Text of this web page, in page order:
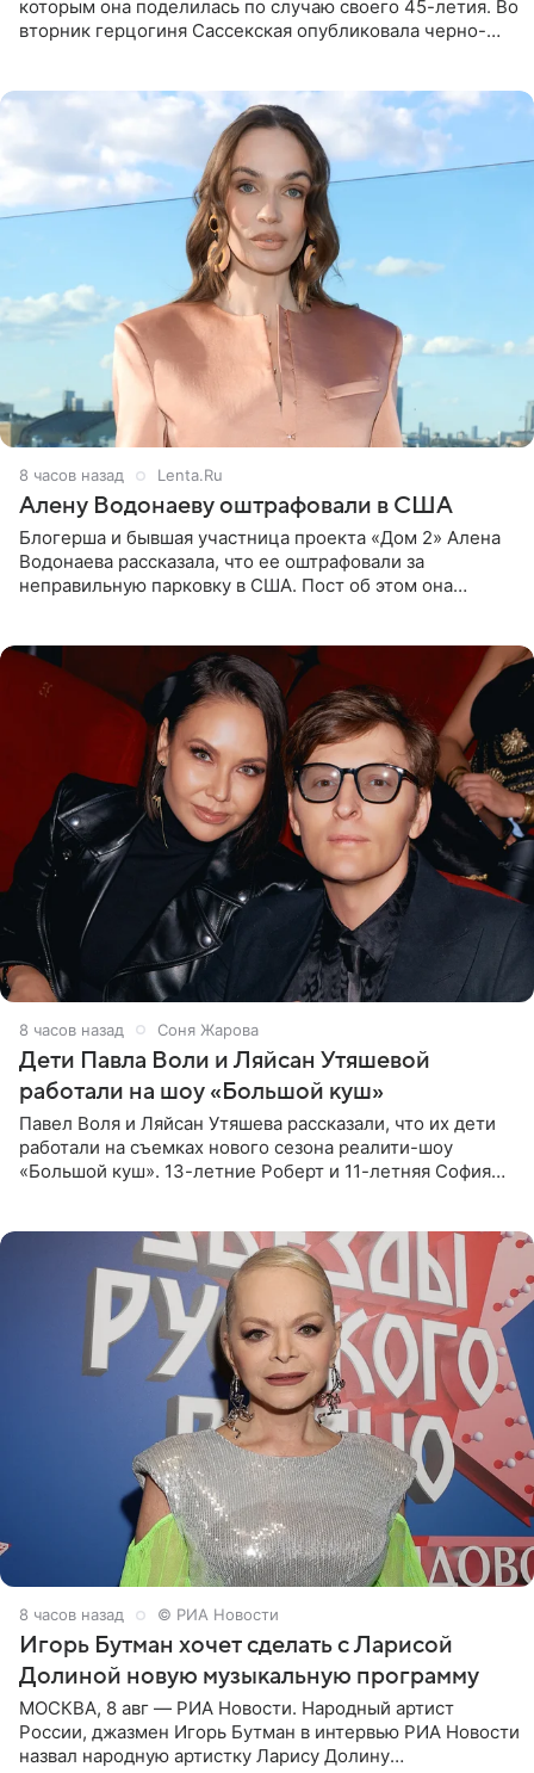
которым она поделилась по случаю своего 45-летия. Во
вторник герцогиня Сассекская опубликовала черно-
8 часов назад Lenta.Ru
Алену Водонаеву оштрафовали в США
Блогерша и бывшая участница проекта «Дом 2» Алена
Водонаева рассказала, что ее оштрафовали за
неправильную парковку в США. Пост об этом она
8 часов назад Соня Жарова
Дети Павла Воли и Ляйсан Утяшевой
работали на шоу «Большой куш»
Павел Воля и Ляйсан Утяшева рассказали, что их дети
работали на съемках нового сезона реалити-шоу
«Большой куш». 13-летние Роберт и 11-летняя София
8 часов назад © РИА Новости
Игорь Бутман хочет сделать с Ларисой
Долиной новую музыкальную программу
МОСКВА, 8 авг — РИА Новости. Народный артист
России, джазмен Игорь Бутман в интервью РИА Новости
назвал народную артистку Ларису Долину